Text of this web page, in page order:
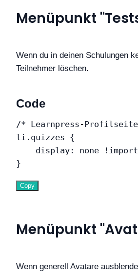
Menüpunkt
Wenn du in deinen Schulungen
Teilnehmer löschen.
Code
/* Learnpress-
li.quizzes {
display : none
}
Copy
Menüpunkt
Wenn generell Avatare